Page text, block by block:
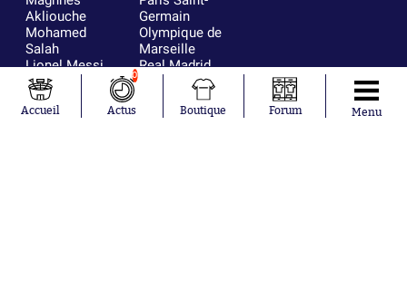
Akliouche
Mohamed
Salah
Lionel Messi
Ferrán Torres
Kilian Corredor
Franco
Germain
Olympique de
Marseille
Real Madrid
Olympique
lyonnais
Accueil
0
Actus Boutique Forum Menu